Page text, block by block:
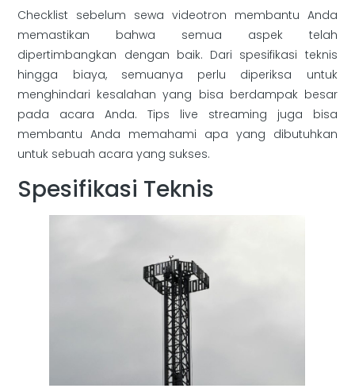
Checklist sebelum sewa videotron membantu Anda
memastikan bahwa semua aspek telah
dipertimbangkan dengan baik. Dari spesifikasi teknis
hingga biaya, semuanya perlu diperiksa untuk
menghindari kesalahan yang bisa berdampak besar
pada acara Anda. Tips live streaming juga bisa
membantu Anda memahami apa yang dibutuhkan
untuk sebuah acara yang sukses.
Spesifikasi Teknis